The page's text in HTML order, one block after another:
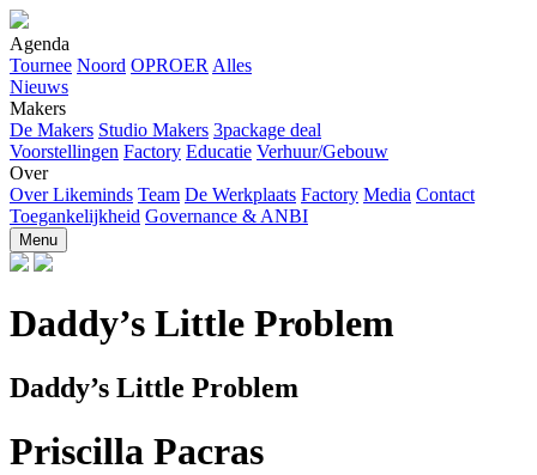
Agenda
Tournee Noord OPROER Alles
Nieuws
Makers
De Makers Studio Makers 3package deal
Voorstellingen Factory Educatie Verhuur/Gebouw
Over
Over Likeminds Team De Werkplaats Factory Media Contact
Toegankelijkheid Governance & ANBI
Menu
Daddy’s Little Problem
Daddy’s Little Problem
Priscilla Pacras